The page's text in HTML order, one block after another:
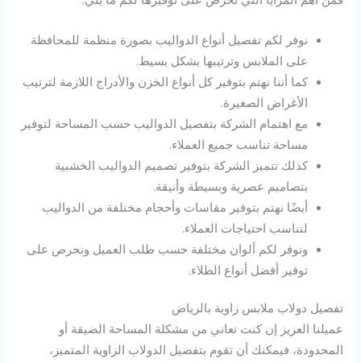
نوفر لكم تفصيل أنواع الدواليب بصورة منظمة للمحافظة
على الملابس وترتيبها بشكل بسيط.
كما أننا نهتم بتوفير كل أنواع الخزن والأدراج اللازمة لترتيب
الأغراض الصغيرة.
مع اهتمام الشركة بتفصيل الدواليب حسب المساحة لتوفير
مساحة تناسب جميع العملاء.
كذلك تتميز الشركة بتوفير تصميم الدواليب الخشبية
بتصاميم عصرية وبسيطة وأنيقة.
أيضًا نهتم بتوفير مقاسات وأحجام مختلفة من الدواليب
لتناسب احتياجات العملاء.
ونوفر لكم ألوان مختلفة حسب طلب العميل ونحرص على
توفير أفضل أنواع الطلاء.
تفصيل دولاب ملابس زاوية بالرياض
عميلنا العزيز إن كنت تعاني من مشكلة المساحة الضيقة أو
المحدودة، فيمكنك أن تقوم بتفصيل الدولاب الزاوية المتميز،